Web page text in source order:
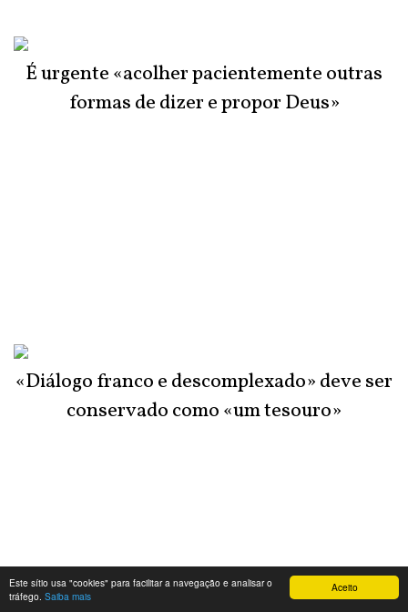
Aceito
Este sítio usa "cookies" para facilitar a navegação e analisar o
tráfego. Saiba mais
É urgente «acolher pacientemente outras
formas de dizer e propor Deus»
«Diálogo franco e descomplexado» deve ser
conservado como «um tesouro»